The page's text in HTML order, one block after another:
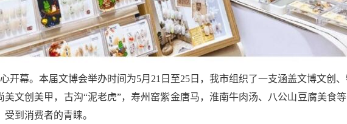
开幕。本届文博会举办时间为5月21日至25日，我市组织了一支涵盖文博文创
文创美甲，古沟“泥老虎”，寿州窑紫金唐马，淮南牛肉汤、八公山豆腐美食
到消费者的青睐。